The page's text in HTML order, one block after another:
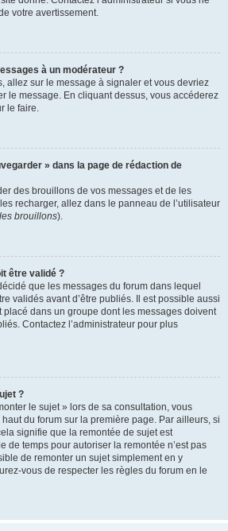
votre avertissement.
à un modérateur ?
allez sur le message à signaler et vous devriez
le message. En cliquant dessus, vous accéderez
le faire.
» dans la page de rédaction de
des brouillons de vos messages et de les
recharger, allez dans le panneau de l’utilisateur
brouillons).
être validé ?
que les messages du forum dans lequel
validés avant d’être publiés. Il est possible aussi
placé dans un groupe dont les messages doivent
Contactez l’administrateur pour plus
?
le sujet » lors de sa consultation, vous
du forum sur la première page. Par ailleurs, si
signifie que la remontée de sujet est
de temps pour autoriser la remontée n’est pas
de remonter un sujet simplement en y
vous de respecter les règles du forum en le